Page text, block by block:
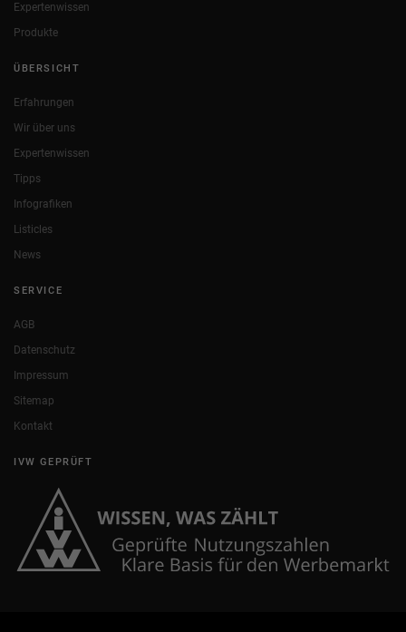
Expertenwissen
Produkte
ÜBERSICHT
Erfahrungen
Wir über uns
Expertenwissen
Tipps
Infografiken
Listicles
News
SERVICE
AGB
Datenschutz
Impressum
Sitemap
Kontakt
IVW GEPRÜFT